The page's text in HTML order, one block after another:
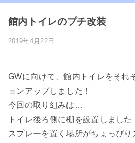
館内トイレのプチ改装
2019年4月22日
GWに向けて、館内トイレをそれ
ョンアップしました！
今回の取り組みは…
トイレ後ろ側に棚を設置しまし
スプレーを置く場所がちょっぴり